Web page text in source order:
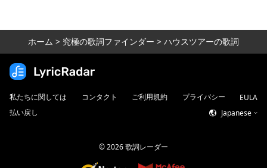
ホーム > 究極の歌詞ファインダー > ハウスツアーの歌詞
私たちに関しては コンタクト ご利用規約 プライバシー
EULA
払い戻し
Japanese
©2026歌詞レーダー